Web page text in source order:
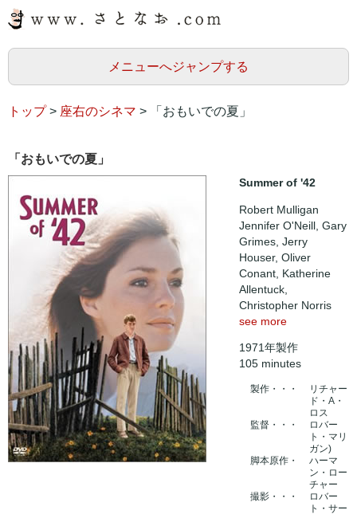
メニューへジャンプする
トップ> 座右のシネマ > 「おもいでの夏」
「おもいでの夏」
Summer of '42
Robert Mulligan
Jennifer O'Neill, Gary
Grimes, Jerry
Houser, Oliver
Conant, Katherine
Allentuck,
Christopher Norris
see more
1971年製作
105 minutes
製作・・・
リチャー
ド・A・
ロス
監督・・・
ロバー
ト・マリ
ガン)
脚本原作・
ハーマ
ン・ロー
チャー
撮影・・・
ロバー
ト・サー